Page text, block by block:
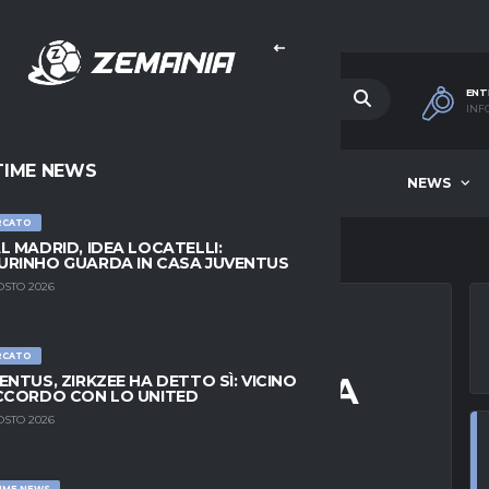
NEWS
NEWS
MADRID, IDEA LOCATELLI:
GUARDA IN CASA JUVENTUS
2026
ZIRKZEE HA DETTO SÌ: VICINO
CON LO UNITED
2026
DOPO ODRIOZOLA